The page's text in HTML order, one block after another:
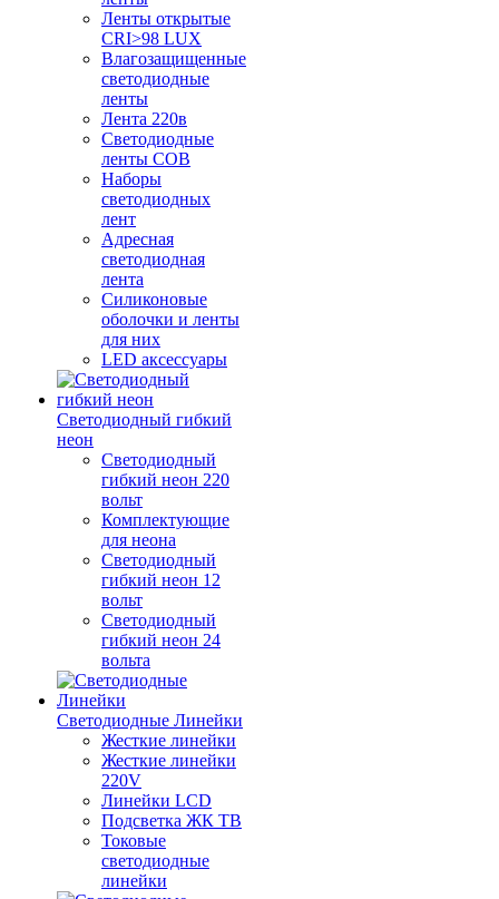
Ленты открытые
CRI>98 LUX
Влагозащищенные
светодиодные
ленты
Лента 220в
Светодиодные
ленты COB
Наборы
светодиодных
лент
Адресная
светодиодная
лента
Силиконовые
оболочки и ленты
для них
LED аксессуары
Светодиодный гибкий
неон
Светодиодный
гибкий неон 220
вольт
Комплектующие
для неона
Светодиодный
гибкий неон 12
вольт
Светодиодный
гибкий неон 24
вольта
Светодиодные Линейки
Жесткие линейки
Жесткие линейки
220V
Линейки LCD
Подсветка ЖК ТВ
Токовые
светодиодные
линейки